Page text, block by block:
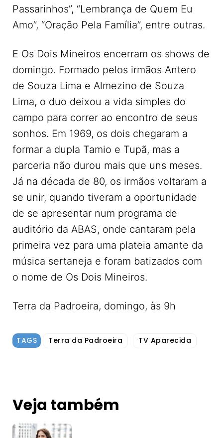
Passarinhos”, “Lembrança de Quem Eu
Amo”, “Oração Pela Família”, entre outras.
E Os Dois Mineiros encerram os shows de
domingo. Formado pelos irmãos Antero
de Souza Lima e Almezino de Souza
Lima, o duo deixou a vida simples do
campo para correr ao encontro de seus
sonhos. Em 1969, os dois chegaram a
formar a dupla Tamio e Tupã, mas a
parceria não durou mais que uns meses.
Já na década de 80, os irmãos voltaram a
se unir, quando tiveram a oportunidade
de se apresentar num programa de
auditório da ABAS, onde cantaram pela
primeira vez para uma plateia amante da
música sertaneja e foram batizados com
o nome de Os Dois Mineiros.
Terra da Padroeira, domingo, às 9h
TAGS Terra da Padroeira TV Aparecida
Veja também